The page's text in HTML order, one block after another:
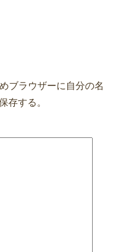
ブラウザーに自分の名
存する。